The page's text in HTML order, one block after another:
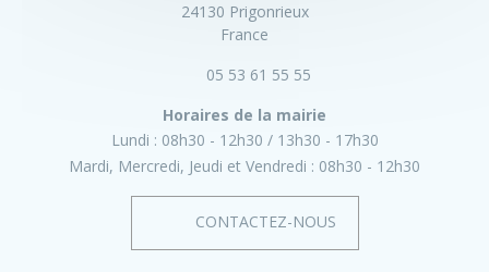
24130 Prigonrieux
France
05 53 61 55 55
Horaires de la mairie
Lundi : 08h30 - 12h30
13h30 - 17h30
Mardi, Mercredi, Jeudi et Vendredi : 08h30 - 12h30
CONTACTEZ-NOUS